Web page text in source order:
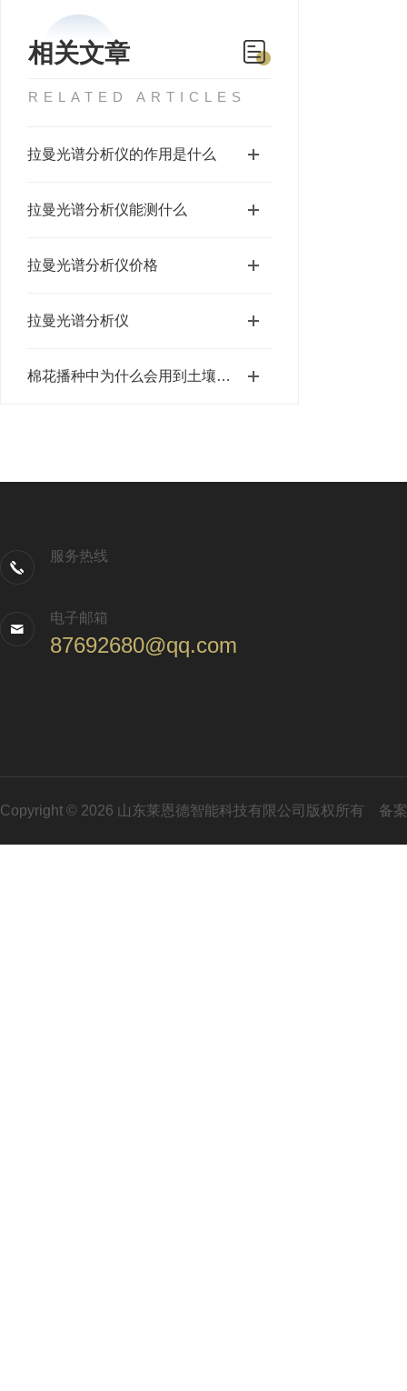
相关文章
RELATED ARTICLES
拉曼光谱分析仪的作用是什么
拉曼光谱分析仪能测什么
拉曼光谱分析仪价格
拉曼光谱分析仪
棉花播种中为什么会用到土壤坚实度测量仪呢
服务热线
电子邮箱
87692680@qq.com
Copyright © 2026 山东莱恩德智能科技有限公司版权所有 备